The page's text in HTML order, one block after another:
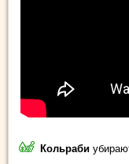
Кольраби